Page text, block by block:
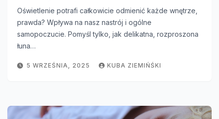
Oświetlenie potrafi całkowicie odmienić każde wnętrze,
prawda? Wpływa na nasz nastrój i ogólne
samopoczucie. Pomyśl tylko, jak delikatna, rozproszona
łuna…
5 WRZEŚNIA, 2025 KUBA ZIEMIŃŚKI